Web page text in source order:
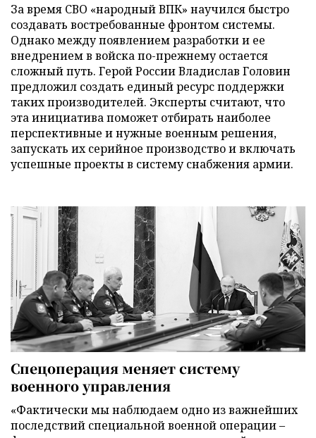
За время СВО «народный ВПК» научился быстро
создавать востребованные фронтом системы.
Однако между появлением разработки и ее
внедрением в войска по-прежнему остается
сложный путь. Герой России Владислав Головин
предложил создать единый ресурс поддержки
таких производителей. Эксперты считают, что
эта инициатива поможет отбирать наиболее
перспективные и нужные военным решения,
запускать их серийное производство и включать
успешные проекты в систему снабжения армии.
Спецоперация меняет систему
военного управления
«Фактически мы наблюдаем одно из важнейших
последствий специальной военной операции –